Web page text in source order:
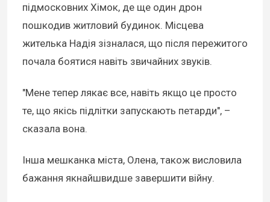
підмосковних Хімок, де ще один дрон
пошкодив житловий будинок. Місцева
жителька Надія зізналася, що після пережитого
почала боятися навіть звичайних звуків.
"Мене тепер лякає все, навіть якщо це просто
те, що якісь підлітки запускають петарди", –
сказала вона.
Інша мешканка міста, Олена, також висловила
бажання якнайшвидше завершити війну.